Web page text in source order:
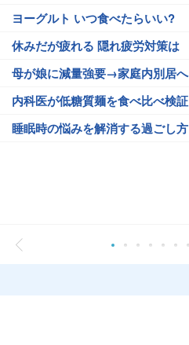
ヨーグルト いつ食べたらいい?
休みだが疲れる 隠れ疲労対策は
母が娘に減量強要→家庭内別居へ
内科医が低糖質麺を食べ比べ検証
睡眠時の悩みを解消する過ごし方